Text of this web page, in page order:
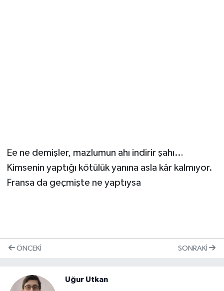
Ee ne demişler, mazlumun ahı indirir şahı…
Kimsenin yaptığı kötülük yanına asla kâr kalmıyor.
Fransa da geçmişte ne yaptıysa
ÖNCEKI SONRAKI
Uğur Utkan